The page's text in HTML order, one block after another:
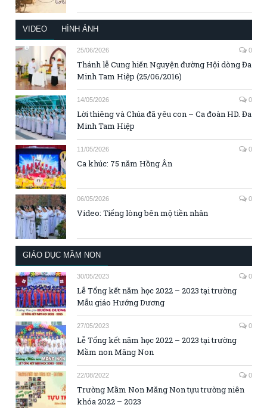
VIDEO HÌNH ẢNH
25/06/2026 0
Thánh lễ Cung hiến Nguyện đường Hội dòng Đa
Minh Tam Hiệp (25/06/2016)
14/05/2026 0
Lời thiêng và Chúa đã yêu con – Ca đoàn HD. Đa
Minh Tam Hiệp
11/05/2026 0
Ca khúc: 75 năm Hồng Ân
06/05/2026 0
Video: Tiếng lòng bên mộ tiền nhân
GIÁO DỤC MẦM NON
30/05/2023 0
Lễ Tổng kết năm học 2022 – 2023 tại trường
Mẫu giáo Hướng Dương
27/05/2023 0
Lễ Tổng kết năm học 2022 – 2023 tại trường
Mầm non Măng Non
22/08/2022 0
Trường Mầm Non Măng Non tựu trường niên
khóa 2022 – 2023